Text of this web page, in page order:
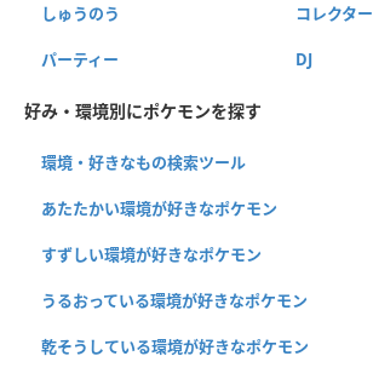
しゅうのう コレクター
パーティー DJ
好み・環境別にポケモンを探す
環境・好きなもの検索ツール
あたたかい環境が好きなポケモン
すずしい環境が好きなポケモン
うるおっている環境が好きなポケモン
乾そうしている環境が好きなポケモン